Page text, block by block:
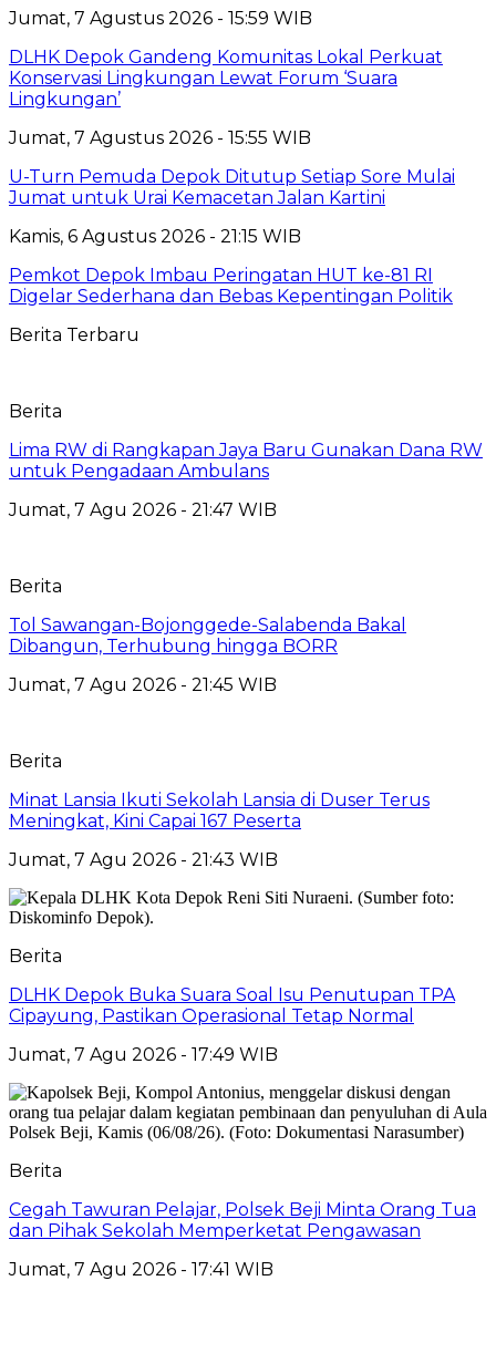
Jumat, 7 Agustus 2026 - 15:59 WIB
DLHK Depok Gandeng Komunitas Lokal Perkuat
Konservasi Lingkungan Lewat Forum ‘Suara
Lingkungan’
Jumat, 7 Agustus 2026 - 15:55 WIB
U-Turn Pemuda Depok Ditutup Setiap Sore Mulai
Jumat untuk Urai Kemacetan Jalan Kartini
Kamis, 6 Agustus 2026 - 21:15 WIB
Pemkot Depok Imbau Peringatan HUT ke-81 RI
Digelar Sederhana dan Bebas Kepentingan Politik
Berita Terbaru
Berita
Lima RW di Rangkapan Jaya Baru Gunakan Dana RW
untuk Pengadaan Ambulans
Jumat, 7 Agu 2026 - 21:47 WIB
Berita
Tol Sawangan-Bojonggede-Salabenda Bakal
Dibangun, Terhubung hingga BORR
Jumat, 7 Agu 2026 - 21:45 WIB
Berita
Minat Lansia Ikuti Sekolah Lansia di Duser Terus
Meningkat, Kini Capai 167 Peserta
Jumat, 7 Agu 2026 - 21:43 WIB
Berita
DLHK Depok Buka Suara Soal Isu Penutupan TPA
Cipayung, Pastikan Operasional Tetap Normal
Jumat, 7 Agu 2026 - 17:49 WIB
Berita
Cegah Tawuran Pelajar, Polsek Beji Minta Orang Tua
dan Pihak Sekolah Memperketat Pengawasan
Jumat, 7 Agu 2026 - 17:41 WIB